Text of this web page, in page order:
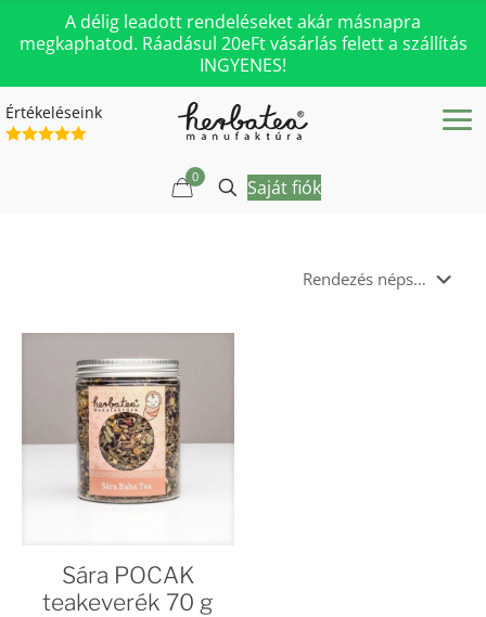
A délig leadott rendeléseket akár másnapra
megkaphatod. Ráadásul 20eFt vásárlás felett a szállítás
INGYENES!
Értékeléseink
0 Saját fiók
Sára POCAK
teakeverék 70 g